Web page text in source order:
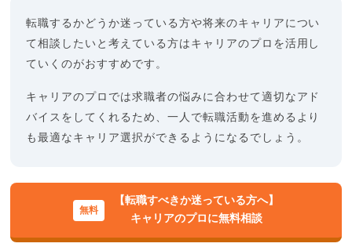
転職するかどうか迷っている方や将来のキャリアについ
て相談したいと考えている方はキャリアのプロを活用し
ていくのがおすすめです。
キャリアのプロでは求職者の悩みに合わせて適切なアド
バイスをしてくれるため、一人で転職活動を進めるより
も最適なキャリア選択ができるようになるでしょう。
【転職すべきか迷っている方へ】
キャリアのプロに無料相談